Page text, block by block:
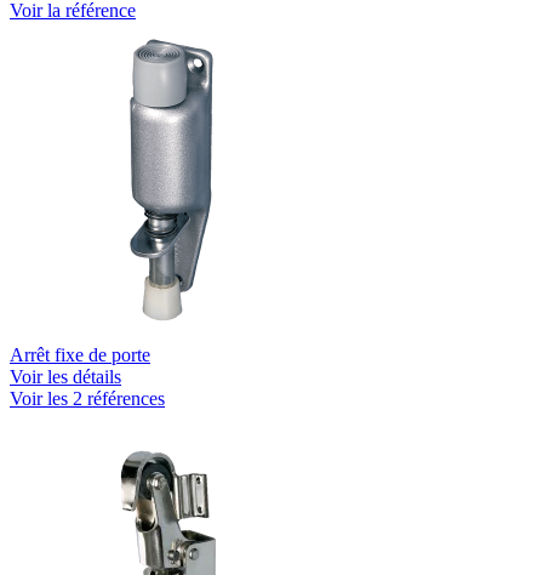
Voir la référence
Arrêt fixe de porte
Voir les détails
Voir les 2 références